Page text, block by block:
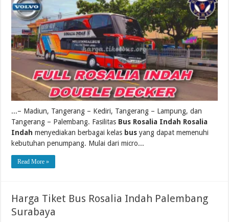
...– Madiun, Tangerang – Kediri, Tangerang – Lampung, dan
Tangerang – Palembang. Fasilitas Bus Rosalia Indah Rosalia
Indah menyediakan berbagai kelas bus yang dapat memenuhi
kebutuhan penumpang. Mulai dari micro...
Read More »
Harga Tiket Bus Rosalia Indah Palembang
Surabaya